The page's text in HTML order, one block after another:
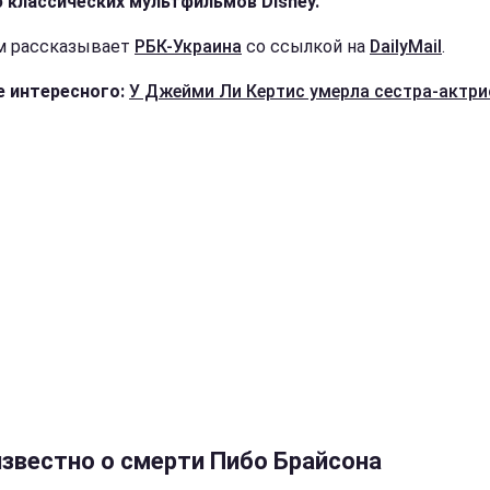
рассказывает РБК-Украина со ссылкой на DailyMail .
интересного: У Джейми Ли Кертис умерла сестра-
о смерти Пибо Брайсона